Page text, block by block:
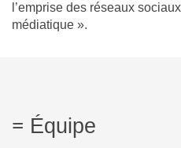
l’emprise des réseaux
médiatique ».
Équipe